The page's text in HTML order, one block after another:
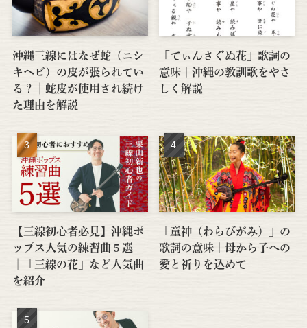
沖縄三線にはなぜ蛇（ニシ
キヘビ）の皮が張られてい
る？│蛇皮が使用され続け
た理由を解説
「てぃんさぐぬ花」歌詞の
意味｜沖縄の教訓歌をやさ
しく解説
【三線初心者必見】沖縄ポ
ップス人気の練習曲５選
│「三線の花」など人気曲
を紹介
「童神（わらびがみ）」の
歌詞の意味｜母から子への
愛と祈りを込めて